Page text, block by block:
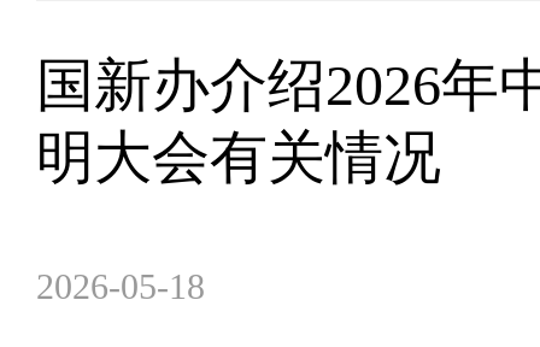
国新办介绍2026年
明大会有关情况
2026-05-18